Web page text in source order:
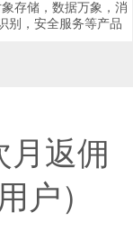
存储，数据万象，消
别，安全服务等产品
月返佣
户）